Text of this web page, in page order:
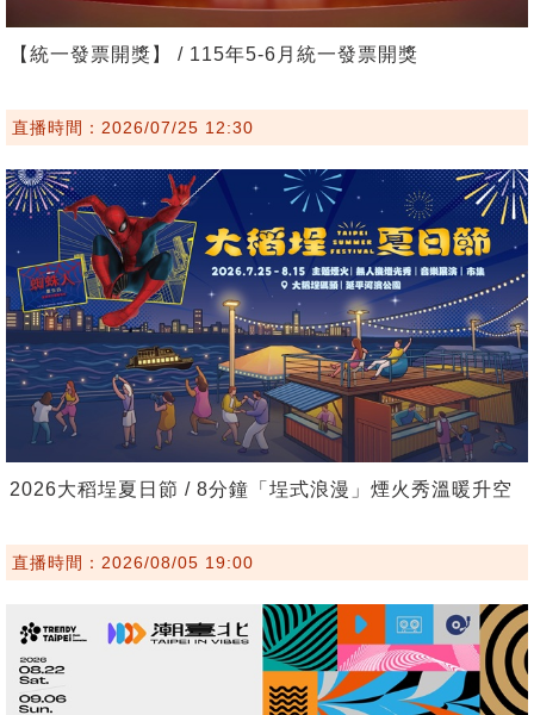
【統一發票開獎】 / 115年5-6月統一發票開獎
直播時間：2026/07/25 12:30
2026大稻埕夏日節 / 8分鐘「埕式浪漫」煙火秀溫暖升空
直播時間：2026/08/05 19:00